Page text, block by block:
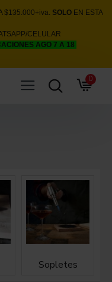
$135.000+iva. SOLOEN ESTA
CELULAR
AGO 7 A 18
0
Sopletes